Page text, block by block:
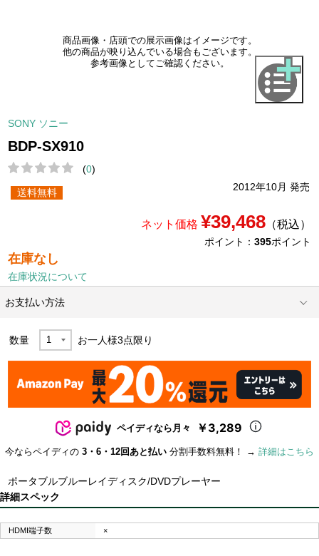
商品画像・店頭での展示画像はイメージです。
他の商品が映り込んでいる場合もございます。
参考画像としてご確認ください。
SONY ソニー
BDP-SX910
(0)
2012年10月 発売
送料無料
ネット価格 ¥39,468（税込）
ポイント： 395ポイント
在庫なし
在庫状況について
お支払い方法
数量 お一人様3点限り
ペイディなら月々 ￥3,289
今ならペイディの 3・6・12回あと払い 分割手数料無料！ → 詳細はこちら
ポータブルブルーレイディスク/DVDプレーヤー
詳細スペック
HDMI端子数 ×